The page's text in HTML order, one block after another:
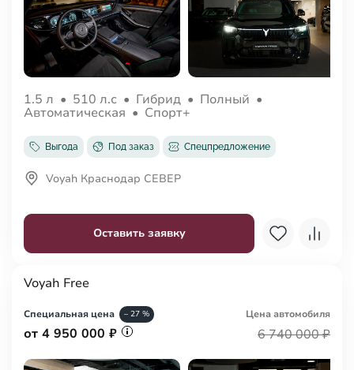
1.5 л • 510 л.с • Гибрид • Полный •
Автоматическая • Спорт+
Выгода Под заказ Спецпредложение
Оставить заявку
Voyah Краснодар СЕВЕР
Voyah Free
Специальная цена – 27 %
от 4 950 000 ₽
Цена автомобиля
6 740 000 ₽